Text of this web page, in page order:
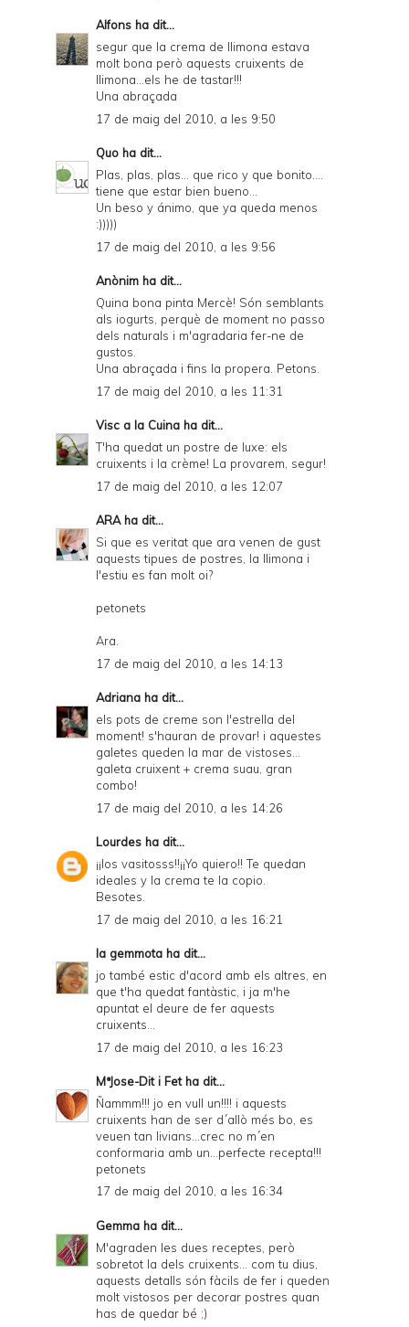
Alfons ha dit...
segur que la crema de llimona estava
molt bona però aquests cruixents de
llimona...els he de tastar!!!
Una abraçada
17 de maig del 2010, a les 9:50
Quo ha dit...
Plas, plas, plas... que rico y que bonito....
tiene que estar bien bueno...
Un beso y ánimo, que ya queda menos
:)))))
17 de maig del 2010, a les 9:56
Anònim ha dit...
Quina bona pinta Mercè! Són semblants
als iogurts, perquè de moment no passo
dels naturals i m'agradaria fer-ne de
gustos.
Una abraçada i fins la propera. Petons.
17 de maig del 2010, a les 11:31
Visc a la Cuina ha dit...
T'ha quedat un postre de luxe: els
cruixents i la crème! La provarem, segur!
17 de maig del 2010, a les 12:07
ARAha dit...
Si que es veritat que ara venen de gust
aquests tipues de postres, la llimona i
l'estiu es fan molt oi?
petonets
Ara.
17 de maig del 2010, a les 14:13
Adriana ha dit...
els pots de creme son l'estrella del
moment! s'hauran de provar! i aquestes
galetes queden la mar de vistoses...
galeta cruixent + crema suau, gran
combo!
17 de maig del 2010, a les 14:26
Lourdes ha dit...
¡¡los vasitosss!!¡¡Yo quiero!! Te quedan
ideales y la crema te la copio.
Besotes.
17 de maig del 2010, a les 16:21
la gemmota ha dit...
jo també estic d'acord amb els altres, en
que t'ha quedat fantàstic, i ja m'he
apuntat el deure de fer aquests
cruixents...
17 de maig del 2010, a les 16:23
MªJose-Dit i Fetha dit...
Ñammm!!! jo en vull un!!!! i aquests
cruixents han de ser d´allò més bo, es
veuen tan livians...crec no m´en
conformaria amb un...perfecte recepta!!!
petonets
17 de maig del 2010, a les 16:34
Gemma ha dit...
M'agraden les dues receptes, però
sobretot la dels cruixents... com tu dius,
aquests detalls són fàcils de fer i queden
molt vistosos per decorar postres quan
has de quedar bé ;)